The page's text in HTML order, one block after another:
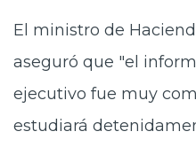
El ministro de
aseguró que "el
ejecutivo fue muy
estudiará